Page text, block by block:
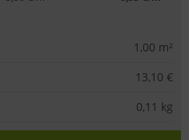
1,00 m²
13,10 €
0,11 kg